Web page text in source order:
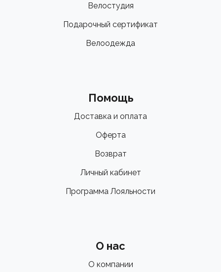
Велостудия
Подарочный сертификат
Велоодежда
Помощь
Доставка и оплата
Оферта
Возврат
Личный кабинет
Программа Лояльности
О нас
О компании